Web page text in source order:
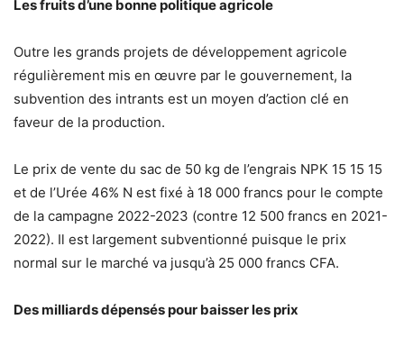
Les fruits d’une bonne politique agricole
Outre les grands projets de développement agricole
régulièrement mis en œuvre par le gouvernement, la
subvention des intrants est un moyen d’action clé en
faveur de la production.
Le prix de vente du sac de 50 kg de l’engrais NPK 15 15 15
et de l’Urée 46% N est fixé à 18 000 francs pour le compte
de la campagne 2022-2023 (contre 12 500 francs en 2021-
2022). Il est largement subventionné puisque le prix
normal sur le marché va jusqu’à 25 000 francs CFA.
Des milliards dépensés pour baisser les prix